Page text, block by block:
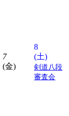
7
(金)
8
(土)
剣道八段
審査会